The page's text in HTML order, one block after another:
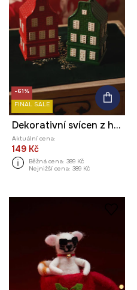
-61%
FINAL SALE
Dekorativní svícen z hlíny - domek
Aktuální cena:
149 Kč
Běžná cena: 389 Kč
Nejnižší cena: 389 Kč